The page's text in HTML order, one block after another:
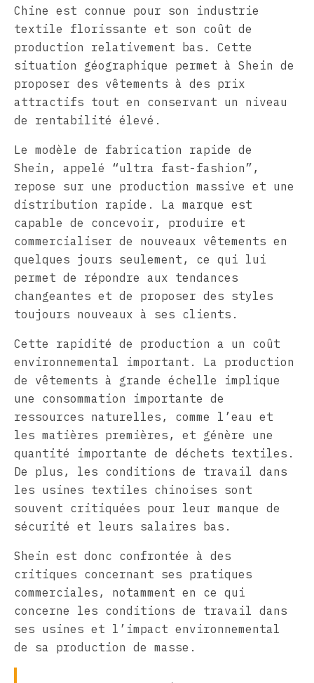
Chine est connue pour son industrie
textile florissante et son coût de
production relativement bas. Cette
situation géographique permet à Shein de
proposer des vêtements à des prix
attractifs tout en conservant un niveau
de rentabilité élevé.
Le modèle de fabrication rapide de
Shein, appelé “ultra fast-fashion”,
repose sur une production massive et une
distribution rapide. La marque est
capable de concevoir, produire et
commercialiser de nouveaux vêtements en
quelques jours seulement, ce qui lui
permet de répondre aux tendances
changeantes et de proposer des styles
toujours nouveaux à ses clients.
Cette rapidité de production a un coût
environnemental important. La production
de vêtements à grande échelle implique
une consommation importante de
ressources naturelles, comme l’eau et
les matières premières, et génère une
quantité importante de déchets textiles.
De plus, les conditions de travail dans
les usines textiles chinoises sont
souvent critiquées pour leur manque de
sécurité et leurs salaires bas.
Shein est donc confrontée à des
critiques concernant ses pratiques
commerciales, notamment en ce qui
concerne les conditions de travail dans
ses usines et l’impact environnemental
de sa production de masse.